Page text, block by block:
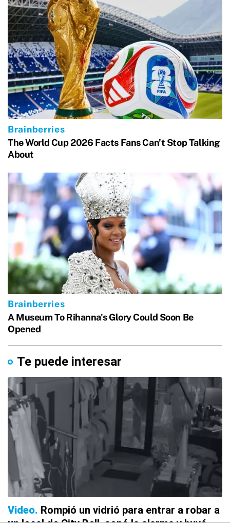
Te puede interesar
Video Rompió un vidrió para entrar a robar a
un local de City Bell, sonó la alarma y huyó